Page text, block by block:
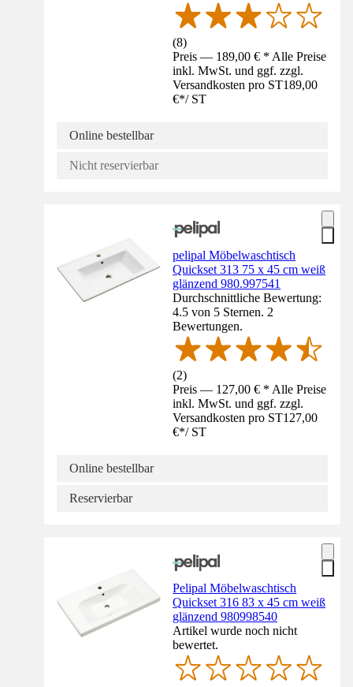
(8)
Preis — 189,00 € * Alle Preise
inkl. MwSt. und ggf. zzgl.
Versandkosten pro ST189,00
€*/ ST
Online bestellbar
Nicht reservierbar
pelipal Möbelwaschtisch
Quickset 313 75 x 45 cm weiß
glänzend 980.997541
Durchschnittliche Bewertung:
4.5 von 5 Sternen. 2
Bewertungen.
(2)
Preis — 127,00 € * Alle Preise
inkl. MwSt. und ggf. zzgl.
Versandkosten pro ST127,00
€*/ ST
Online bestellbar
Reservierbar
Pelipal Möbelwaschtisch
Quickset 316 83 x 45 cm weiß
glänzend 980998540
Artikel wurde noch nicht
bewertet.